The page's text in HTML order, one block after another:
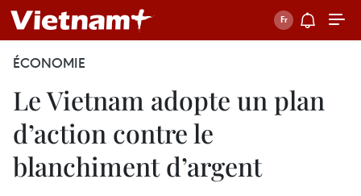
ÉCONOMIE
Le Vietnam adopte un plan
d’action contre le
blanchiment d’argent